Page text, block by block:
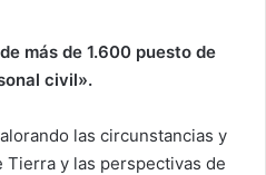
más de 1.600 puesto de
civil».
las circunstancias y
y las perspectivas de